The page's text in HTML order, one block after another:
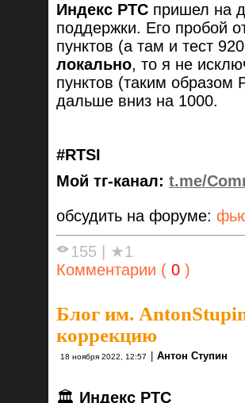
Индекс РТС пришел на
поддержки. Его пробой
пунктов (а там и тест
локально, то я не
пунктов (таким образом
дальше вниз на 1000.
#RTSI
Мой тг-канал: t.me/
обсудить на форуме:
155
★1
Комментарии ( 0 )
Блог им.
коррекцию
18 ноября 2022, 12:57 Антон Ступин
🏛 Индекс РТС